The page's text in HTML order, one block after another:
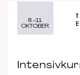
8.-11.
OKTOBER